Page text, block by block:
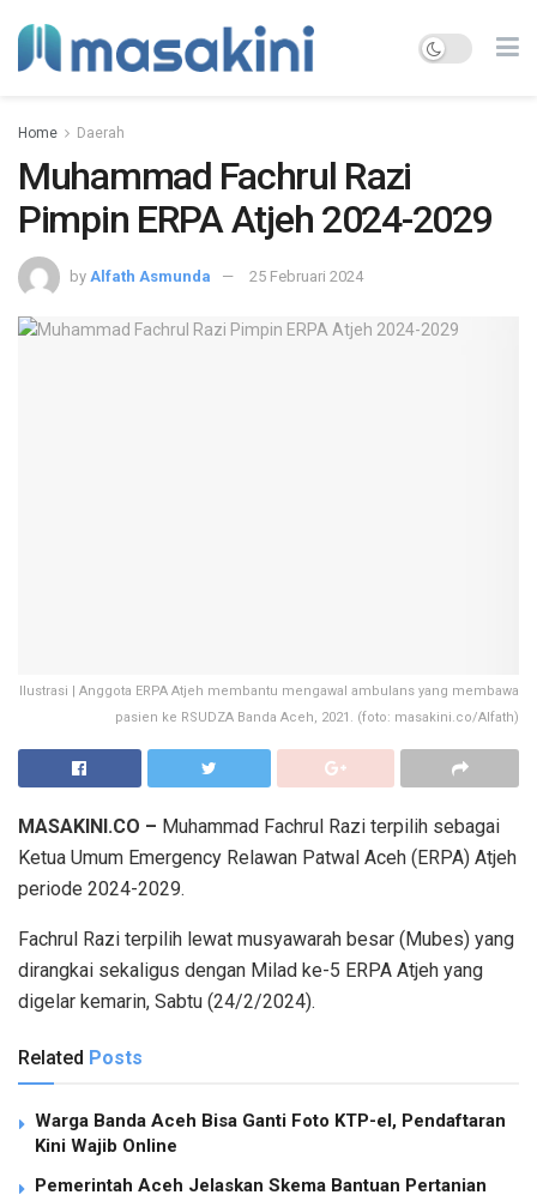
Home Daerah
Muhammad Fachrul Razi
Pimpin ERPA Atjeh 2024-2029
by Alfath Asmunda 25 Februari 2024
Ilustrasi | Anggota ERPA Atjeh membantu mengawal ambulans yang membawa
pasien ke RSUDZA Banda Aceh, 2021. (foto: masakini.co/Alfath)
MASAKINI.CO – Muhammad Fachrul Razi terpilih sebagai
Ketua Umum Emergency Relawan Patwal Aceh (ERPA) Atjeh
periode 2024-2029.
Fachrul Razi terpilih lewat musyawarah besar (Mubes) yang
dirangkai sekaligus dengan Milad ke-5 ERPA Atjeh yang
digelar kemarin, Sabtu (24/2/2024).
Related Posts
Warga Banda Aceh Bisa Ganti Foto KTP-el, Pendaftaran
Kini Wajib Online
Pemerintah Aceh Jelaskan Skema Bantuan Pertanian